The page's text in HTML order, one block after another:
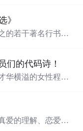
Mac软件推荐、图
设密码、标签管
》
的若干著名行书作
们的代码诗！
华横溢的女性程序
爱的理解、恋爱与